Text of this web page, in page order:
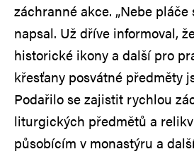
záchranné akce. „Nebe pláče
napsal. Už dříve informoval,
historické ikony a další pro
křesťany posvátné předměty
Podařilo se zajistit rychlou
liturgických předmětů a
působícím v monastýru a